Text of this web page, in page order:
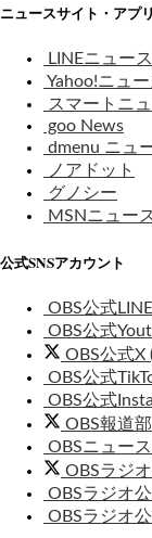
ニュースサイト・アプリ
LINEニュース
Yahoo!ニュー
スマートニ
goo News
dmenu ニュ
ノアドット
グノシー
MSNニュー
公式SNSアカウント
OBS公式LINE
OBS公式
OBS公式X
OBS公式
OBS公式
OBS報道
OBSニュー
OBSラジ
OBSラジオ
OBSラジオ